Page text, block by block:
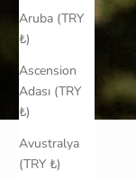
Aruba (TRY
₺)
Ascension
Adası (TRY
₺)
Avustralya
(TRY ₺)